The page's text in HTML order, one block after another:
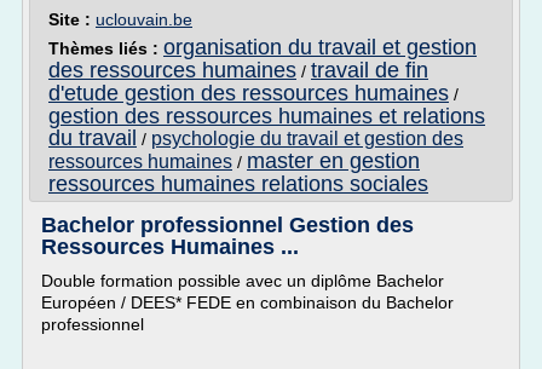
Site : uclouvain.be
Thèmes liés : organisation du travail et gestion
des ressources humaines / travail de fin
d'etude gestion des ressources humaines /
gestion des ressources humaines et relations
du travail / psychologie du travail et gestion des
ressources humaines / master en gestion
ressources humaines relations sociales
Bachelor professionnel Gestion des
Ressources Humaines ...
Double formation possible avec un diplôme Bachelor
Européen / DEES* FEDE en combinaison du Bachelor
professionnel